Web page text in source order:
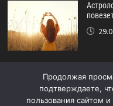
не
Продолжая
подтверждаете,
пользования сайтом